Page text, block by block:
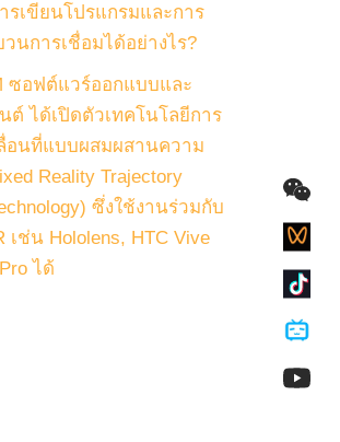
รเขียนโปรแกรมและการ
วนการเชื่อมได้อย่างไร?
ซอฟต์แวร์ออกแบบและ
ต์ ได้เปิดตัวเทคโนโลยีการ
อนที่แบบผสมผสานความ
Reality Trajectory
ซึ่งใช้งานร่วมกับ
ช่น Hololens, HTC Vive
ได้